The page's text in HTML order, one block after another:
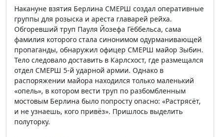
Накануне взятия Берлина СМЕРШ создал оперативные
группы для розыска и ареста главарей рейха.
Обгоревший труп Пауля Йозефа Гёббельса, сама
фамилия которого стала синонимом одурманивающей
пропаганды, обнаружил офицер СМЕРШ майор Зыбин.
Тело следовало доставить в Карлcхост, где размещался
отдел СМЕРШ 5-й ударной армии. Однако в
распоряжении майора находился только маленький
«опель», в котором вести труп по разбомбленным
мостовым Берлина было попросту опасно: «Растрясёт,
и не узнаешь, кого привёз». Пришлось выделить
полуторку.